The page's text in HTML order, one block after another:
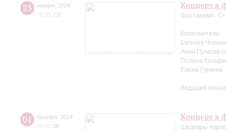
23 ноября 2024
15:00 Сб
Концерт в
Шостакович.
Исполнители:
Евгения
Анна Пучкова
Полина
Елена Гуркина
Ведущий
01 декабря 2024
15:00 Вс
Концерт в
Шедевры